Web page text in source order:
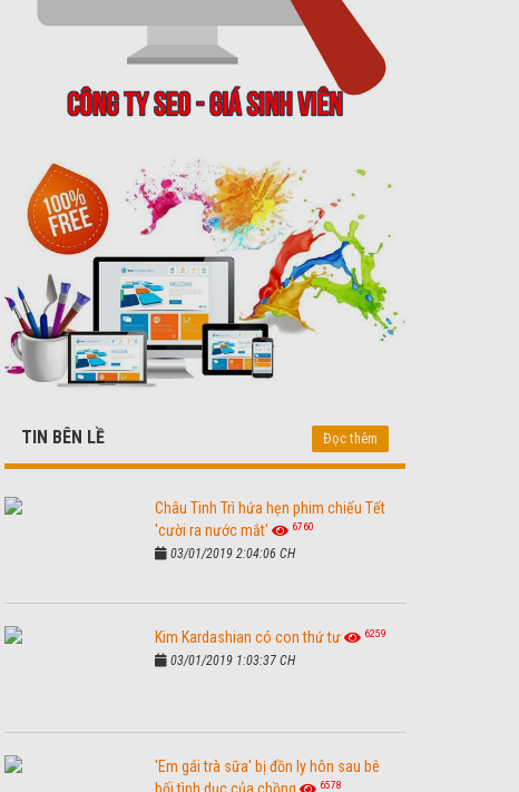
TIN BÊN LỀ Đọc thêm
Châu Tinh Trì hứa hẹn phim chiếu Tết
'cười ra nước mắt'
6760
03/01/2019 2:04:06 CH
Kim Kardashian có con thứ tư 6259
03/01/2019 1:03:37 CH
'Em gái trà sữa' bị đồn ly hôn sau bê
6578